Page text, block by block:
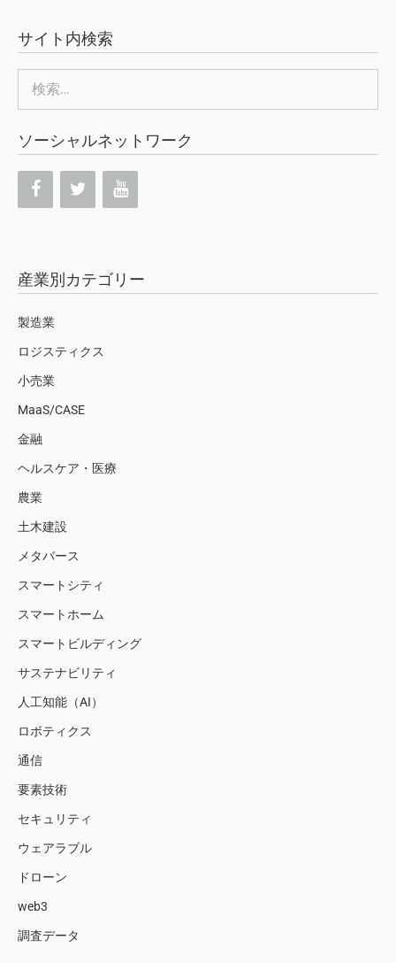
サイト内検索
索:
ソーシャルネットワーク
産業別カテゴリー
製造業
ロジスティクス
小売業
MaaS/CASE
金融
ヘルスケア・医療
農業
土木建設
メタバース
スマートシティ
スマートホーム
スマートビルディング
サステナビリティ
人工知能（AI）
ロボティクス
通信
要素技術
セキュリティ
ウェアラブル
ドローン
web3
調査データ